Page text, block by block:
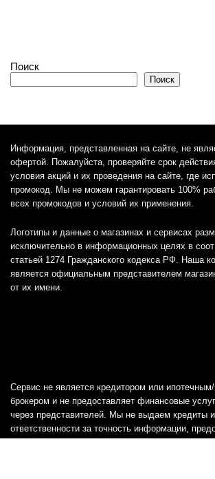
Поиск
Поиск
Информация, представленная на сайте, не
офертой. Пожалуйста, проверяйте срок
условия акций и их проведения на сайте, где
промокод. Мы не можем гарантировать 100%
всех промокодов и условий их применения.
Логотипы и данные о магазинах и сервисах
исключительно в информационных целях в
статьей 1274 Гражданского кодекса РФ. Наша
является официальным представителем
от их имени.
Сервис не является кредитором или
брокером и не предоставляет финансовые
через представителей. Мы не выдаем кредиты
ответственности за точность информации,
банками, включая тарифы, кредитные ставки и